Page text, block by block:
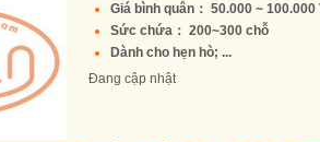
Giá bình quân： 50.000 ~ 100.000
Sức chứa： 200~300 chỗ
Dành cho hẹn hò; ...
Đang cập nhật